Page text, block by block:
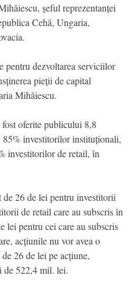
șeful reprezentanței
Cehă, Ungaria,
pentru dezvoltarea serviciilor
pieții de capital
Mihăiescu.
oferite publicului 8,8
investitorilor instituționali,
investitorilor de retail, în
26 de lei pentru investitorii
de retail care au subscris în
lei pentru cei care au subscris
acțiunile nu vor avea o
26 de lei pe acțiune,
de 522,4 mil. lei.